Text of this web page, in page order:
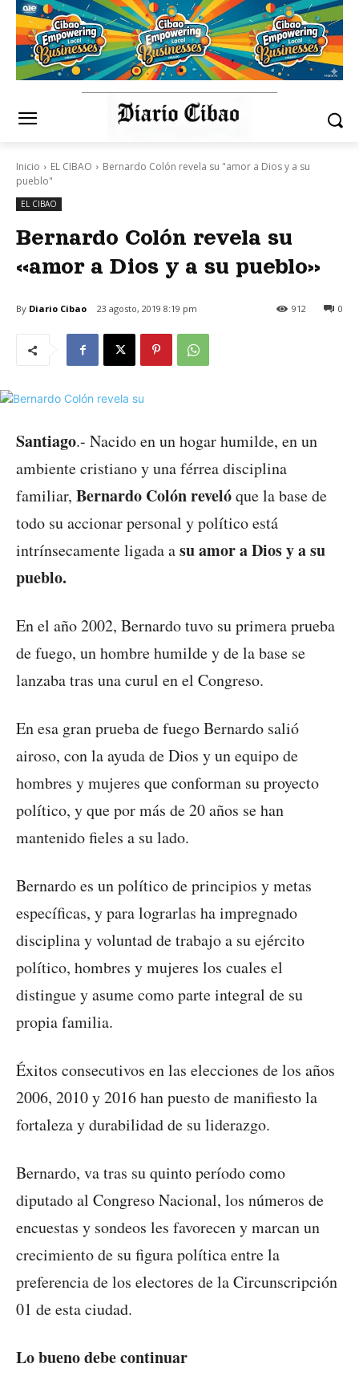
Inicio EL CIBAO
Bernardo Colón revela su "amor a Dios y a su
pueblo"
EL CIBAO
Bernardo Colón revela su
«amor a Dios y a su pueblo»
By Diario Cibao 23 agosto, 2019 8:19 pm 0
912
Santiago.- Nacido en un hogar humilde, en un
ambiente cristiano y una férrea disciplina
familiar, Bernardo Colón revelóque la base de
todo su accionar personal y político está
intrínsecamente ligada asu amor a Dios y a su
pueblo.
En el año 2002, Bernardo tuvo su primera prueba
de fuego, un hombre humilde y de la base se
lanzaba tras una curul en el Congreso.
En esa gran prueba de fuego Bernardo salió
airoso, con la ayuda de Dios y un equipo de
hombres y mujeres que conforman su proyecto
político, y que por más de 20 años se han
mantenido fieles a su lado.
Bernardo es un político de principios y metas
específicas, y para lograrlas ha impregnado
disciplina y voluntad de trabajo a su ejército
político, hombres y mujeres los cuales el
distingue y asume como parte integral de su
propia familia.
Éxitos consecutivos en las elecciones de los años
2006, 2010 y 2016 han puesto de manifiesto la
fortaleza y durabilidad de su liderazgo.
Bernardo, va tras su quinto período como
diputado al Congreso Nacional, los números de
encuestas y sondeos les favorecen y marcan un
crecimiento de su figura política entre la
preferencia de los electores de la Circunscripción
01 de esta ciudad.
Lo bueno debe continuar